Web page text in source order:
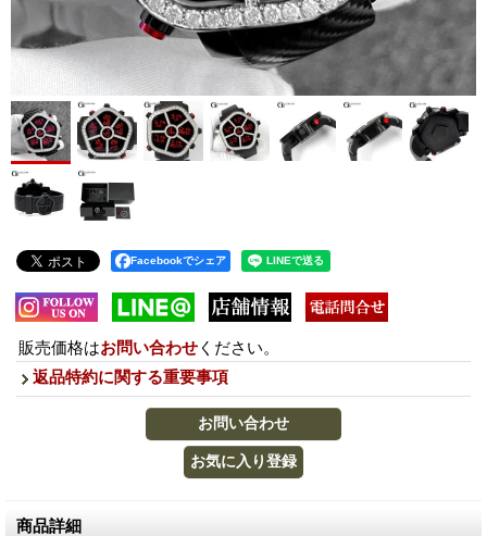
Facebookでシェア
販売価格はお問い合わせ ください。
返品特約に関する重要事項
商品詳細